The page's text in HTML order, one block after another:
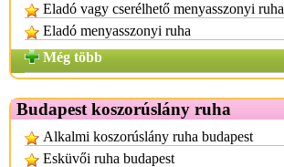
Eladó vagy cserélhető menyasszonyi ruha
Eladó menyasszonyi ruha
Még több
Budapest koszorúslány ruha
Alkalmi koszorúslány ruha budapest
Esküvői ruha budapest